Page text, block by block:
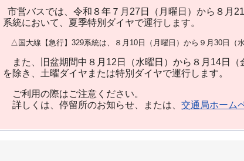
市営バスでは、令和８年７月27日（月曜日）から８月
系統において、夏季特別ダイヤで運行します。
△国大線【急行】329系統は、８月10日（月曜日）から９月30日（水
また、旧盆期間中８月12日（水曜日）から８月14日（
を除き、土曜ダイヤまたは特別ダイヤで運行します。
ご利用の際はご注意ください。
詳しくは、停留所のお知らせ、または、 交通局ホーム